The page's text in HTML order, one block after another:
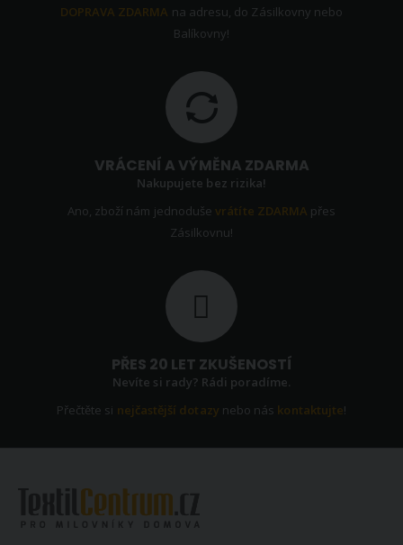
DOPRAVA ZDARMA na adresu, do Zásilkovny nebo
Balíkovny!
VRÁCENÍ A VÝMĚNA ZDARMA
Nakupujete bez rizika!
Ano, zboží nám jednoduševrátíte ZDARMA přes
Zásilkovnu!
PŘES 20 LET ZKUŠENOSTÍ
Nevíte si rady? Rádi poradíme.
Přečtěte si nejčastější dotazy nebo nás kontaktujte!